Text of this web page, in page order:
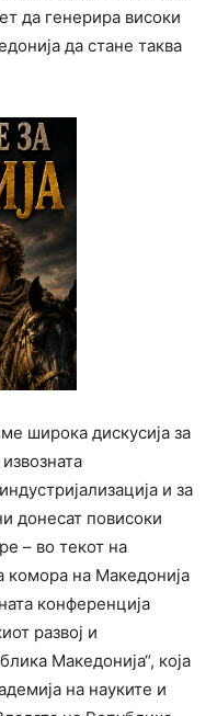
да генерира високи
да стане таква
широка дискусија за
и за
донесат повисоки
– во текот на
комора на Македонија
конференција
развој и
Македонија“, која
на науките и